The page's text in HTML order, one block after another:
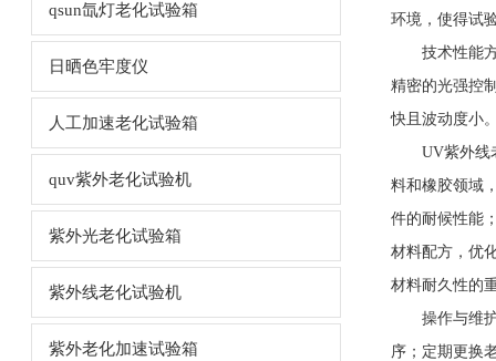
qsun氙灯老化试验箱
日晒色牢度仪
人工加速老化试验箱
quv紫外老化试验机
紫外光老化试验箱
紫外线老化试验机
紫外老化加速试验箱
环境，使得试
技术性能方
精密的光强控
快且波动度小
UV紫外线老
料和橡胶领域
件的耐候性能
材料配方，优
材料耐久性的
操作与维护
序；定期更换